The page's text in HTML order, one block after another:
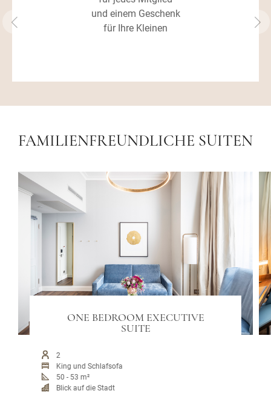
und einem Geschenk
für Ihre Kleinen
FAMILIENFREUNDLICHE SUITEN
ONE BEDROOM EXECUTIVE
SUITE
2
King und Schlafsofa
50 - 53 m²
Blick auf die Stadt